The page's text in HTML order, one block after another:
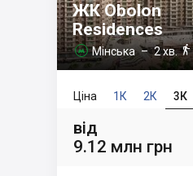
ЖК Obolon
Residences
 Мінська– 2 хв.
1К 2К 3К
Ціна
від
9.12 млн грн